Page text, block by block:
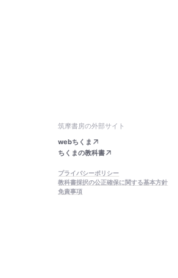
筑摩書房の外部サイト
webちくま
ちくまの教科書
プライバシーポリシー
教科書採択の公正確保に関する基本方針
免責事項